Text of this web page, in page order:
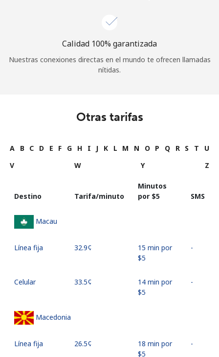
Calidad 100% garantizada
Nuestras conexiones directas en el mundo te ofrecen llamadas
nítidas.
Otras tarifas
A B C D E F G H I J K L M N O P Q R S T
U
V
W Y Z
Destino Tarifa/minuto
Minutos
por ⁦$5⁩
SMS
Macau
Línea fija ⁦32.9¢⁩
15 min por
⁦$5⁩
-
Celular ⁦33.5¢⁩
14 min por
⁦$5⁩
-
Macedonia
Línea fija ⁦26.5¢⁩
18 min por
⁦$5⁩
-